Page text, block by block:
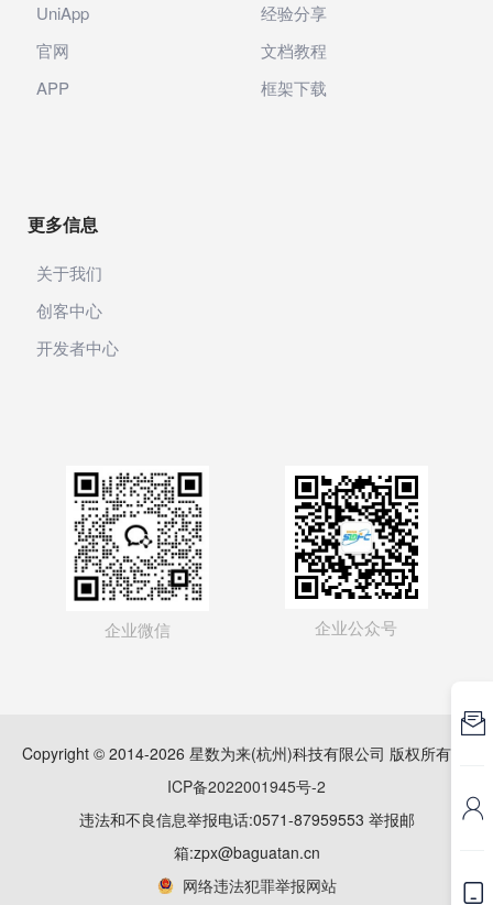
UniApp
官网
APP
经验分享
文档教程
框架下载
更多信息
关于我们
创客中心
开发者中心
企业微信 企业公众号
Copyright © 2014-2026 星数为来(杭州)科技有限公司 版权所有
ICP备2022001945号-2
违法和不良信息举报电话:0571-87959553 举报邮
箱:zpx@baguatan.cn
网络违法犯罪举报网站


